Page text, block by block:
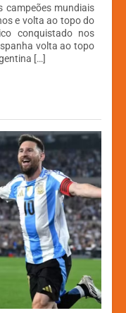
campeões mundiais
e volta ao topo do
conquistado nos
volta ao topo
[…]